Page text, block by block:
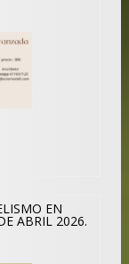
EN
ABRIL 2026.